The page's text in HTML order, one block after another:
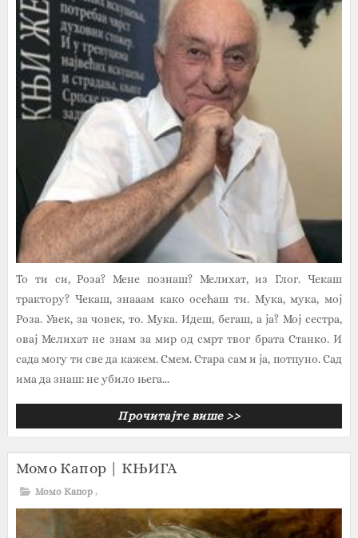
То ти си, Роза? Мене познаш? Мелихат, из Глог. Чекаш
трактору? Чекаш, знааам како осећаш ти. Мука, мука, мој
Роза. Увек, за човек, то. Мука. Идеш, бегаш, а ја? Мој сестра,
овај Мелихат не знам за мир од смрт твог брата Станко. И
сада могу ти све да кажем. Смем. Стара сам и ја, потпуно. Сад
има да знаш: не убило њега...
Прочитајте више >>
Момо Капор | КЊИГА
Момо Капор ,